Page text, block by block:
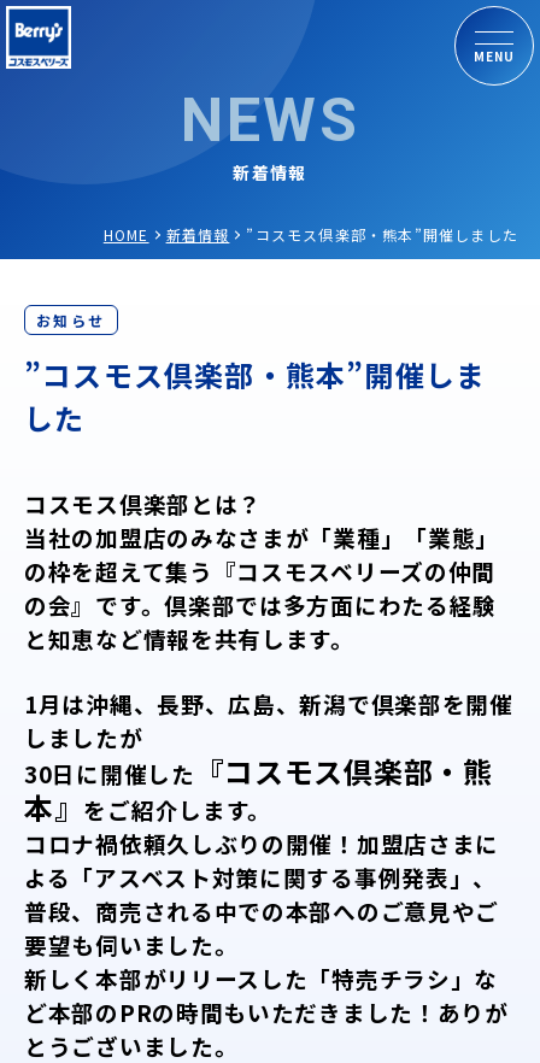
MENU
NEWS
新着情報
HOME 新着情報 ”コスモス倶楽部・熊本”開催しました
お知らせ
”コスモス倶楽部・熊本”開催しま
した
コスモス倶楽部とは？
当社の加盟店のみなさまが「業種」「業態」
の枠を超えて集う 『コスモスベリーズの仲間
の会』です。倶楽部では多方面にわたる経験
と知恵など情報を共有します。
1月は沖縄、長野、広島、新潟で倶楽部を開催
しましたが
30日に開催した
『コスモス倶楽部・熊
本』 をご紹介します。
コロナ禍依頼久しぶりの開催！加盟店さまに
よる「アスベスト対策に関する事例発表」、
普段、商売される中での本部へのご意見やご
要望も伺いました。
新しく本部がリリースした「特売チラシ」な
ど本部のPRの時間もいただきました！ありが
とうございました。